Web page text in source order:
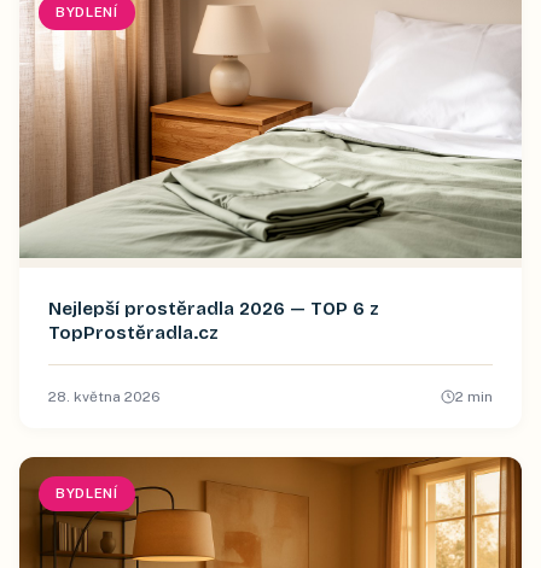
BYDLENÍ
Nejlepší prostěradla 2026 — TOP 6 z
TopProstěradla.cz
28. května 2026 2 min
BYDLENÍ